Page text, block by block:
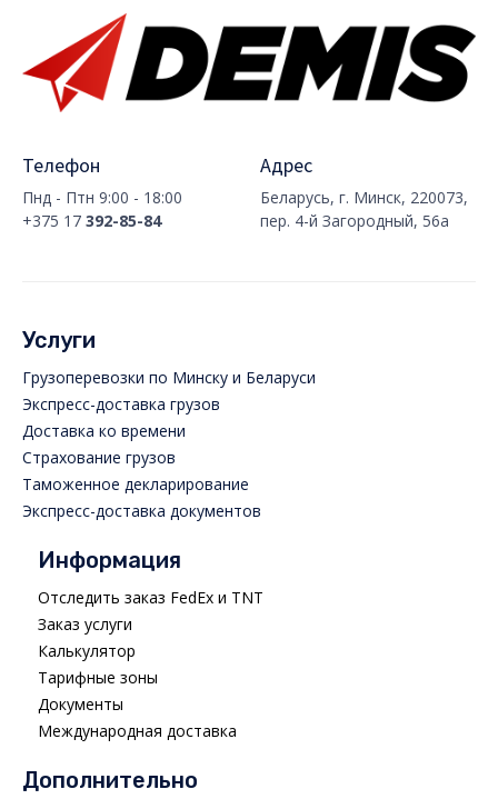
Телефон
Пнд - Птн 9:00 - 18:00
+375 17 392-85-84
Адрес
Беларусь, г. Минск, 220073,
пер. 4-й Загородный, 56а
Услуги
Грузоперевозки по Минску и Беларуси
Экспресс-доставка грузов
Доставка ко времени
Страхование грузов
Таможенное декларирование
Экспресс-доставка документов
Информация
Отследить заказ FedEx и TNT
Заказ услуги
Калькулятор
Тарифные зоны
Документы
Международная доставка
Дополнительно